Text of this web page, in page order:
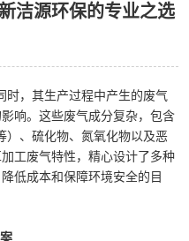
洁源环保的专业之选
，其生产过程中产生的废气
响。这些废气成分复杂，包含
）、硫化物、氮氧化物以及恶
工废气特性，精心设计了多种
低成本和保障环境安全的目